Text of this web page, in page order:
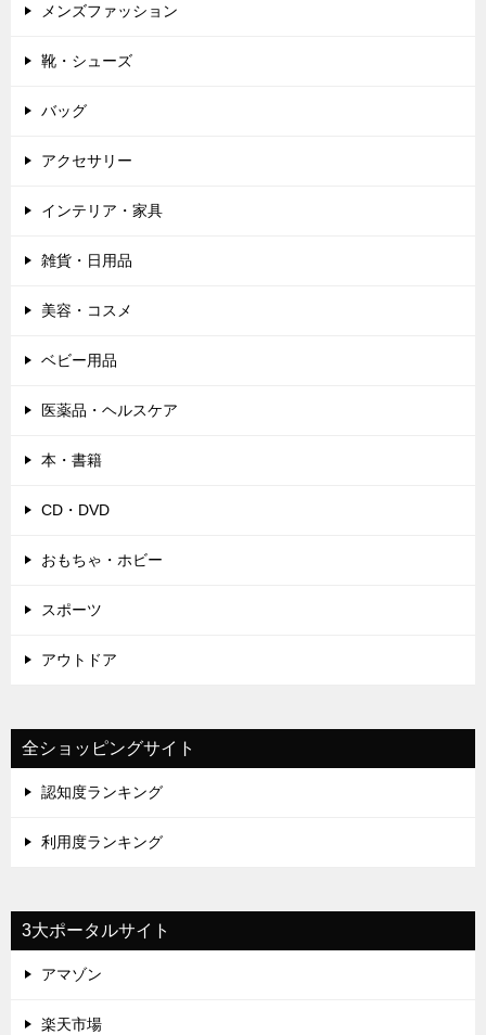
メンズファッション
靴・シューズ
バッグ
アクセサリー
インテリア・家具
雑貨・日用品
美容・コスメ
ベビー用品
医薬品・ヘルスケア
本・書籍
CD・DVD
おもちゃ・ホビー
スポーツ
アウトドア
全ショッピングサイト
認知度ランキング
利用度ランキング
3大ポータルサイト
アマゾン
楽天市場